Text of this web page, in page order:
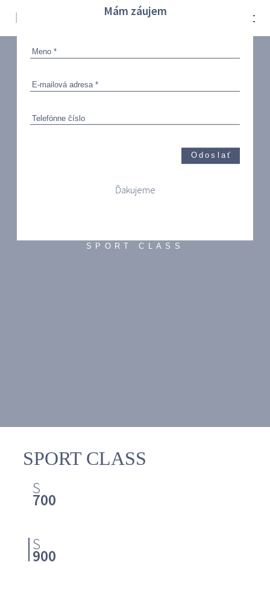
Mám záujem
Odoslať
Ďakujeme
SPORT CLASS
SPORT CLASS
S
700
S
900